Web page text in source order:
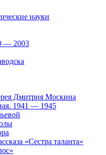
науки
— 2003
Дмитрия Москина
1941 — 1945
«Сестра таланта»